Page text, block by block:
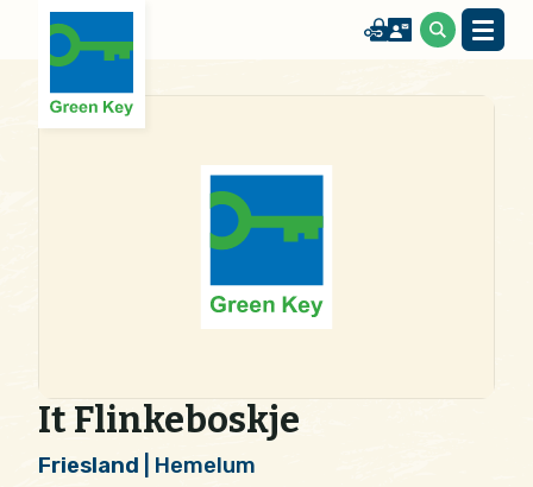
It Flinkeboskje
Friesland | Hemelum